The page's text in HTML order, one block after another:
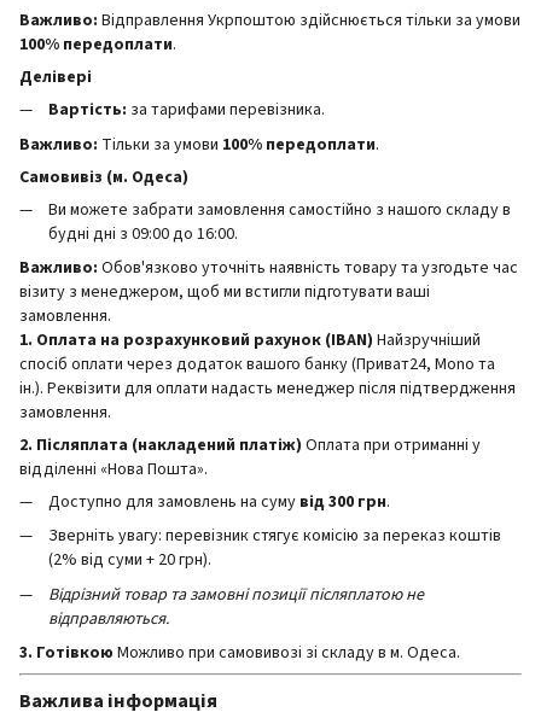
Важливо: Відправлення Укрпоштою здійснюється тільки за умови
100% передоплати.
Делівері
Вартість: за тарифами перевізника.
Важливо: Тільки за умови 100% передоплати.
Самовивіз (м. Одеса)
Ви можете забрати замовлення самостійно з нашого складу в
будні дні з 09:00 до 16:00.
Важливо: Обов'язково уточніть наявність товару та узгодьте час
візиту з менеджером, щоб ми встигли підготувати ваші
замовлення.
1. Оплата на розрахунковий рахунок (IBAN) Найзручніший
спосіб оплати через додаток вашого банку (Приват24, Mono та
ін.). Реквізити для оплати надасть менеджер після підтвердження
замовлення.
2. Післяплата (накладений платіж) Оплата при отриманні у
відділенні «Нова Пошта».
Доступно для замовлень на суму від 300 грн.
Зверніть увагу: перевізник стягує комісію за переказ коштів
(2% від суми + 20 грн).
Відрізний товар та замовні позиції післяплатою не
відправляються.
3. Готівкою Можливо при самовивозі зі складу в м. Одеса.
Важлива інформація